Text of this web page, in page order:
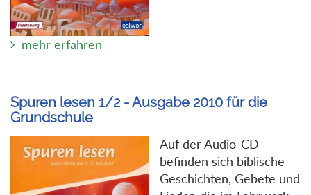
mehr erfahren
Spuren lesen 1/2 - Ausgabe 2010 für die
Grundschule
Auf der Audio-CD
befinden sich biblische
Geschichten, Gebete und